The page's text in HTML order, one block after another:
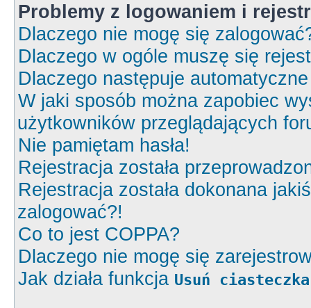
Problemy z logowaniem i
Dlaczego nie mogę się
Dlaczego w ogóle muszę się
Dlaczego następuje
W jaki sposób można zapobiec
użytkowników przeglądających
Nie pamiętam hasła!
Rejestracja została
Rejestracja została dokonana
zalogować?!
Co to jest COPPA?
Dlaczego nie mogę się
Jak działa funkcja Usuń